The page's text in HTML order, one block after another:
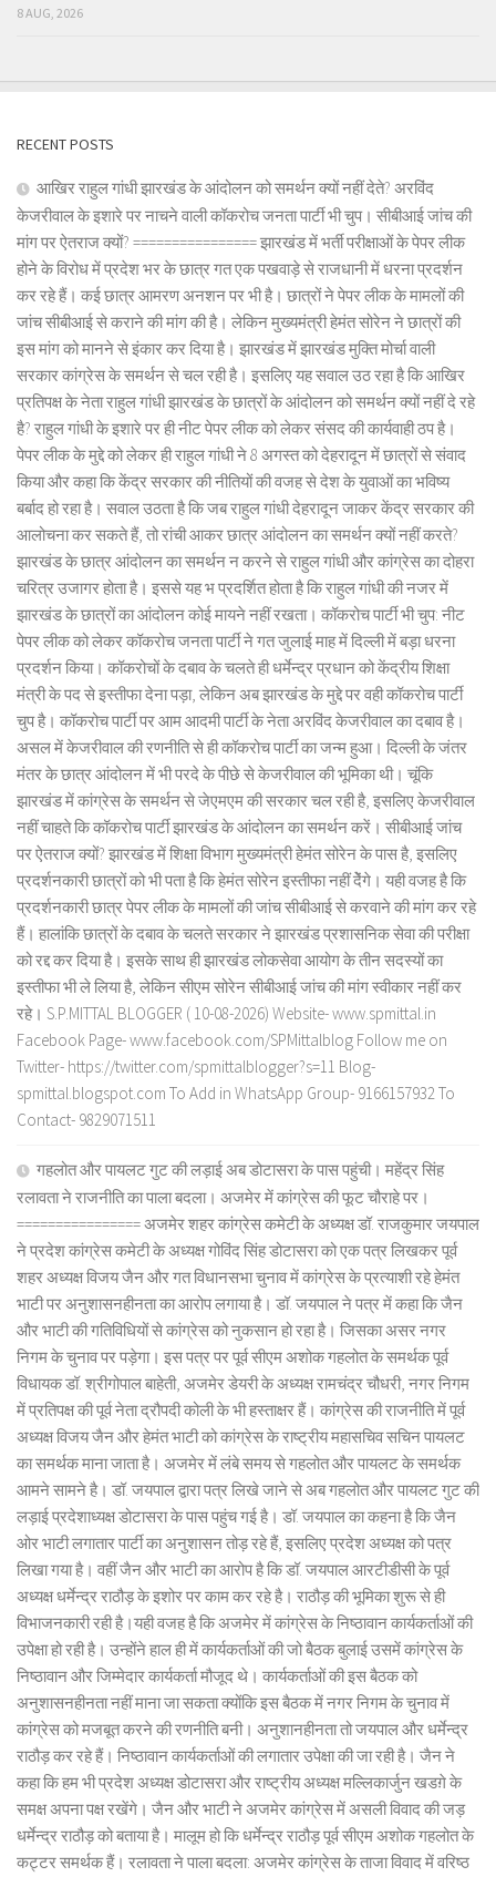
8 AUG, 2026
RECENT POSTS
आखिर राहुल गांधी झारखंड के आंदोलन को समर्थन क्यों नहीं देते? अरविंद
केजरीवाल के इशारे पर नाचने वाली कॉकरोच जनता पार्टी भी चुप। सीबीआई जांच की
मांग पर ऐतराज क्यों? ================ झारखंड में भर्ती परीक्षाओं के पेपर लीक
होने के विरोध में प्रदेश भर के छात्र गत एक पखवाड़े से राजधानी में धरना प्रदर्शन
कर रहे हैं। कई छात्र आमरण अनशन पर भी है। छात्रों ने पेपर लीक के मामलों की
जांच सीबीआई से कराने की मांग की है। लेकिन मुख्यमंत्री हेमंत सोरेन ने छात्रों की
इस मांग को मानने से इंकार कर दिया है। झारखंड में झारखंड मुक्ति मोर्चा वाली
सरकार कांग्रेस के समर्थन से चल रही है। इसलिए यह सवाल उठ रहा है कि आखिर
प्रतिपक्ष के नेता राहुल गांधी झारखंड के छात्रों के आंदोलन को समर्थन क्यों नहीं दे रहे
है? राहुल गांधी के इशारे पर ही नीट पेपर लीक को लेकर संसद की कार्यवाही ठप है।
पेपर लीक के मुद्दे को लेकर ही राहुल गांधी ने 8 अगस्त को देहरादून में छात्रों से संवाद
किया और कहा कि केंद्र सरकार की नीतियों की वजह से देश के युवाओं का भविष्य
बर्बाद हो रहा है। सवाल उठता है कि जब राहुल गांधी देहरादून जाकर केंद्र सरकार की
आलोचना कर सकते हैं, तो रांची आकर छात्र आंदोलन का समर्थन क्यों नहीं करते?
झारखंड के छात्र आंदोलन का समर्थन न करने से राहुल गांधी और कांग्रेस का दोहरा
चरित्र उजागर होता है। इससे यह भ प्रदर्शित होता है कि राहुल गांधी की नजर में
झारखंड के छात्रों का आंदोलन कोई मायने नहीं रखता। कॉकरोच पार्टी भी चुप: नीट
पेपर लीक को लेकर कॉकरोच जनता पार्टी ने गत जुलाई माह में दिल्ली में बड़ा धरना
प्रदर्शन किया। कॉकरोचों के दबाव के चलते ही धर्मेन्द्र प्रधान को केंद्रीय शिक्षा
मंत्री के पद से इस्तीफा देना पड़ा, लेकिन अब झारखंड के मुद्दे पर वही कॉकरोच पार्टी
चुप है। कॉकरोच पार्टी पर आम आदमी पार्टी के नेता अरविंद केजरीवाल का दबाव है।
असल में केजरीवाल की रणनीति से ही कॉकरोच पार्टी का जन्म हुआ। दिल्ली के जंतर
मंतर के छात्र आंदोलन में भी परदे के पीछे से केजरीवाल की भूमिका थी। चूंकि
झारखंड में कांग्रेस के समर्थन से जेएमएम की सरकार चल रही है, इसलिए केजरीवाल
नहीं चाहते कि कॉकरोच पार्टी झारखंड के आंदोलन का समर्थन करें। सीबीआई जांच
पर ऐतराज क्यों? झारखंड में शिक्षा विभाग मुख्यमंत्री हेमंत सोरेन के पास है, इसलिए
प्रदर्शनकारी छात्रों को भी पता है कि हेमंत सोरेन इस्तीफा नहीं देेंगे। यही वजह है कि
प्रदर्शनकारी छात्र पेपर लीक के मामलों की जांच सीबीआई से करवाने की मांग कर रहे
हैं। हालांकि छात्रों के दबाव के चलते सरकार ने झारखंड प्रशासनिक सेवा की परीक्षा
को रद्द कर दिया है। इसके साथ ही झारखंड लोकसेवा आयोग के तीन सदस्यों का
इस्तीफा भी ले लिया है, लेकिन सीएम सोरेन सीबीआई जांच की मांग स्वीकार नहीं कर
रहे। S.P.MITTAL BLOGGER ( 10-08-2026) Website- www.spmittal.in
Facebook Page- www.facebook.com/SPMittalblog Follow me on
Twitter- https://twitter.com/spmittalblogger?s=11 Blog-
spmittal.blogspot.com To Add in WhatsApp Group- 9166157932 To
Contact- 9829071511
गहलोत और पायलट गुट की लड़ाई अब डोटासरा के पास पहुंची। महेंद्र सिंह
रलावता ने राजनीति का पाला बदला। अजमेर में कांग्रेस की फूट चौराहे पर।
================ अजमेर शहर कांग्रेस कमेटी के अध्यक्ष डॉ. राजकुमार जयपाल
ने प्रदेश कांग्रेस कमेटी के अध्यक्ष गोविंद सिंह डोटासरा को एक पत्र लिखकर पूर्व
शहर अध्यक्ष विजय जैन और गत विधानसभा चुनाव में कांग्रेस के प्रत्याशी रहे हेमंत
भाटी पर अनुशासनहीनता का आरोप लगाया है। डॉ. जयपाल ने पत्र में कहा कि जैन
और भाटी की गतिविधियों से कांग्रेस को नुकसान हो रहा है। जिसका असर नगर
निगम के चुनाव पर पड़ेगा। इस पत्र पर पूर्व सीएम अशोक गहलोत के समर्थक पूर्व
विधायक डॉ. श्रीगोपाल बाहेती, अजमेर डेयरी के अध्यक्ष रामचंद्र चौधरी, नगर निगम
में प्रतिपक्ष की पूर्व नेता द्रौपदी कोली के भी हस्ताक्षर हैं। कांग्रेस की राजनीति में पूर्व
अध्यक्ष विजय जैन और हेमंत भाटी को कांग्रेस के राष्ट्रीय महासचिव सचिन पायलट
का समर्थक माना जाता है। अजमेर में लंबे समय से गहलोत और पायलट के समर्थक
आमने सामने है। डॉ. जयपाल द्वारा पत्र लिखे जाने से अब गहलोत और पायलट गुट की
लड़ाई प्रदेशाध्यक्ष डोटासरा के पास पहुंच गई है। डॉ. जयपाल का कहना है कि जैन
ओर भाटी लगातार पार्टी का अनुशासन तोड़ रहे हैं, इसलिए प्रदेश अध्यक्ष को पत्र
लिखा गया है। वहीं जैन और भाटी का आरोप है कि डॉ. जयपाल आरटीडीसी के पूर्व
अध्यक्ष धर्मेन्द्र राठौड़ के इशोर पर काम कर रहे है। राठौड़ की भूमिका शुरू से ही
विभाजनकारी रही है।यही वजह है कि अजमेर में कांग्रेस के निष्ठावान कार्यकर्ताओं की
उपेक्षा हो रही है। उन्होंने हाल ही में कार्यकर्ताओं की जो बैठक बुलाई उसमें कांग्रेस के
निष्ठावान और जिम्मेदार कार्यकर्ता मौजूद थे। कार्यकर्ताओं की इस बैठक को
अनुशासनहीनता नहीं माना जा सकता क्योंकि इस बैठक में नगर निगम के चुनाव में
कांग्रेस को मजबूत करने की रणनीति बनी। अनुशानहीनता तो जयपाल और धर्मेन्द्र
राठौड़ कर रहे हैं। निष्ठावान कार्यकर्ताओं की लगातार उपेक्षा की जा रही है। जैन ने
कहा कि हम भी प्रदेश अध्यक्ष डोटासरा और राष्ट्रीय अध्यक्ष मल्लिकार्जुन खडग़े के
समक्ष अपना पक्ष रखेंगे। जैन और भाटी ने अजमेर कांग्रेस में असली विवाद की जड़
धर्मेन्द्र राठौड़ को बताया है। मालूम हो कि धर्मेन्द्र राठौड़ पूर्व सीएम अशोक गहलोत के
कट्टर समर्थक हैं। रलावता ने पाला बदला: अजमेर कांग्रेस के ताजा विवाद में वरिष्ठ